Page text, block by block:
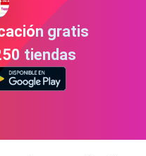
gratis
tiendas